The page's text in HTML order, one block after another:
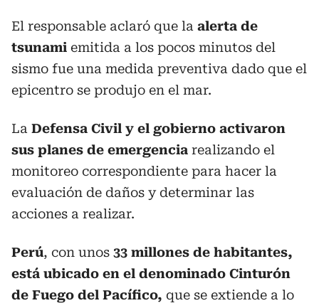
El responsable aclaró que la alerta de
tsunami emitida a los pocos minutos del
sismo fue una medida preventiva dado que el
epicentro se produjo en el mar.
La Defensa Civil y el gobierno activaron
sus planes de emergencia realizando el
monitoreo correspondiente para hacer la
evaluación de daños y determinar las
acciones a realizar.
Perú, con unos 33 millones de habitantes,
está ubicado en el denominado Cinturón
de Fuego del Pacífico, que se extiende a lo